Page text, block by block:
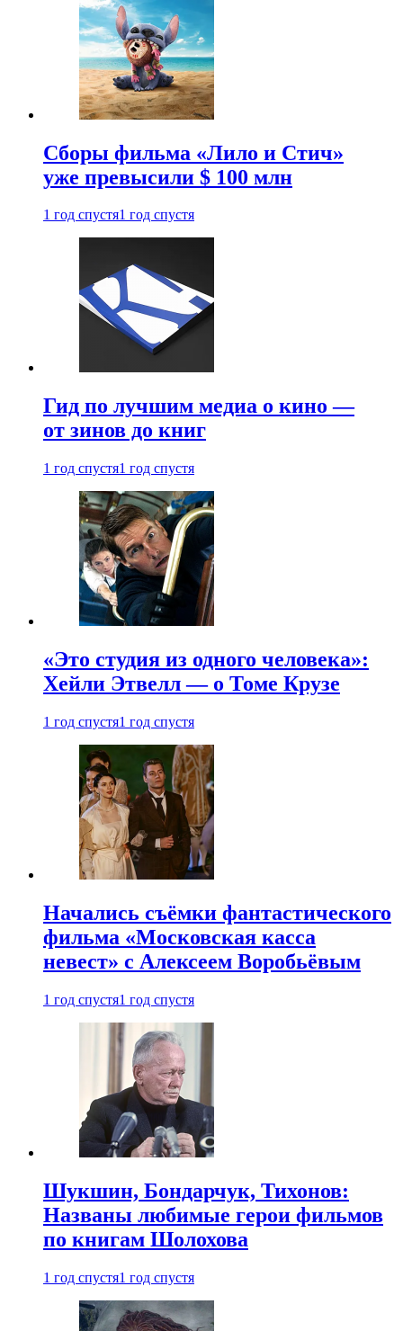
Сборы фильма «Лило и Стич»
уже превысили $ 100 млн
1 год спустя1 год спустя
Гид по лучшим медиа о кино —
от зинов до книг
1 год спустя1 год спустя
«Это студия из одного человека»:
Хейли Этвелл — о Томе Крузе
1 год спустя1 год спустя
Начались съёмки фантастического
фильма «Московская касса
невест» с Алексеем Воробьёвым
1 год спустя1 год спустя
Шукшин, Бондарчук, Тихонов:
Названы любимые герои фильмов
по книгам Шолохова
1 год спустя1 год спустя